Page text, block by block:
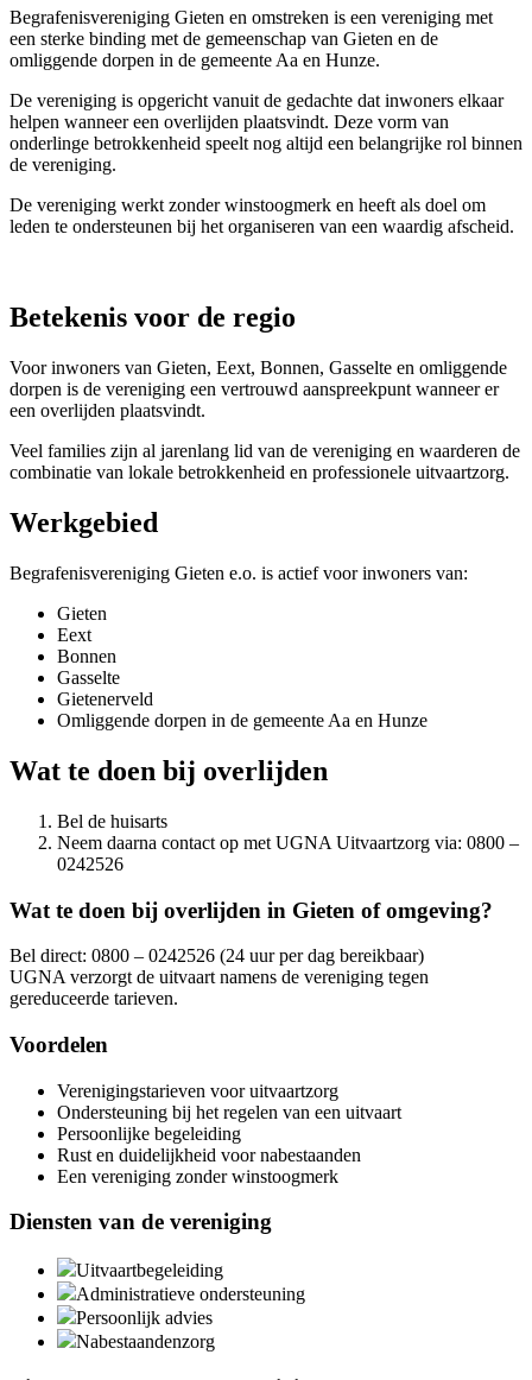
Begrafenisvereniging Gieten en omstreken is een vereniging met
een sterke binding met de gemeenschap van Gieten en de
omliggende dorpen in de gemeente Aa en Hunze.
De vereniging is opgericht vanuit de gedachte dat inwoners elkaar
helpen wanneer een overlijden plaatsvindt. Deze vorm van
onderlinge betrokkenheid speelt nog altijd een belangrijke rol binnen
de vereniging.
De vereniging werkt zonder winstoogmerk en heeft als doel om
leden te ondersteunen bij het organiseren van een waardig afscheid.
Betekenis voor de regio
Voor inwoners van Gieten, Eext, Bonnen, Gasselte en omliggende
dorpen is de vereniging een vertrouwd aanspreekpunt wanneer er
een overlijden plaatsvindt.
Veel families zijn al jarenlang lid van de vereniging en waarderen de
combinatie van lokale betrokkenheid en professionele uitvaartzorg.
Werkgebied
Begrafenisvereniging Gieten e.o. is actief voor inwoners van:
Gieten
Eext
Bonnen
Gasselte
Gietenerveld
Omliggende dorpen in de gemeente Aa en Hunze
Wat te doen bij overlijden
Bel de huisarts
Neem daarna contact op met UGNA Uitvaartzorg via: 0800 –
0242526
Wat te doen bij overlijden in Gieten of omgeving?
Bel direct: 0800 – 0242526 (24 uur per dag bereikbaar)
UGNA verzorgt de uitvaart namens de vereniging tegen
gereduceerde tarieven.
Voordelen
Verenigingstarieven voor uitvaartzorg
Ondersteuning bij het regelen van een uitvaart
Persoonlijke begeleiding
Rust en duidelijkheid voor nabestaanden
Een vereniging zonder winstoogmerk
Diensten van de vereniging
Uitvaartbegeleiding
Administratieve ondersteuning
Persoonlijk advies
Nabestaandenzorg